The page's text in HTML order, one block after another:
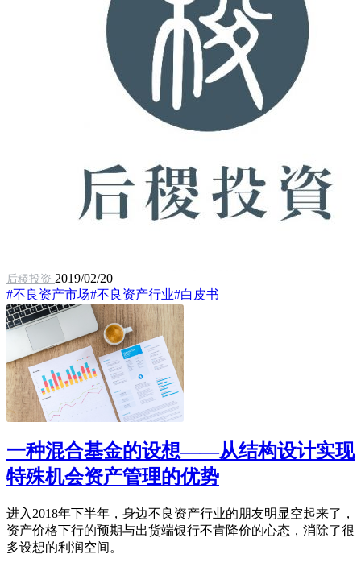
后稷投资 2019/02/20
#不良资产市场#不良资产行业#白皮书
一种混合基金的设想——从结构设计实现
特殊机会资产管理的优势
进入2018年下半年，身边不良资产行业的朋友明显空起来了，
资产价格下行的预期与出货端银行不肯降价的心态，消除了很
多设想的利润空间。